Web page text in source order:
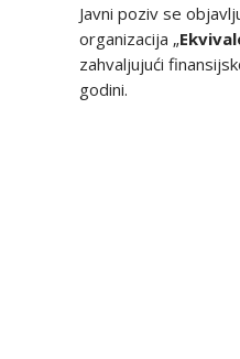
Javni poziv se
organizacija „
zahvaljujući
godini.